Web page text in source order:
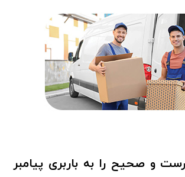
و صحیح را به باربری پیامبر